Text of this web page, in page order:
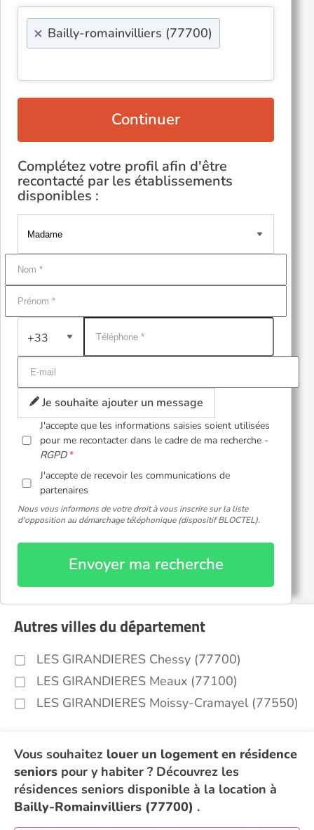
× Bailly-romainvilliers (77700)
Continuer
Complétez votre profil afin d'être
recontacté par les établissements
disponibles :
+33
Je souhaite ajouter un message
J'accepte que les informations saisies soient utilisées
pour me recontacter dans le cadre de ma recherche -
RGPD
J'accepte de recevoir les communications de
partenaires
Nous vous informons de votre droit à vous inscrire sur la liste
d'opposition au démarchage téléphonique (dispositif BLOCTEL).
Envoyer ma recherche
Autres villes du département
LES GIRANDIERES Chessy (77700)
LES GIRANDIERES Meaux (77100)
LES GIRANDIERES Moissy-Cramayel (77550)
Vous souhaitez louer un logement en résidence
seniors pour y habiter ? Découvrez les
résidences seniors disponible à la location à
Bailly-Romainvilliers (77700) .